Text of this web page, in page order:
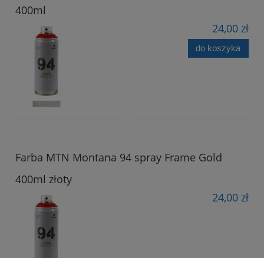
400ml
24,00 zł
do koszyka
Farba MTN Montana 94 spray Frame Gold
400ml złoty
24,00 zł